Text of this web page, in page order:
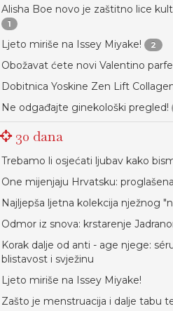
Alisha Boe novo je zaštitno lice
1
Ljeto miriše na Issey Miyake! 2
Obožavat ćete novi Valentino
Dobitnica Yoskine Zen Lift
Ne odgađajte ginekološki pregled!
30 dana
Trebamo li osjećati ljubav kako
One mijenjaju Hrvatsku:
Najljepša ljetna kolekcija nježnog
Odmor iz snova: krstarenje
Korak dalje od anti - age njege:
blistavost i svježinu
Ljeto miriše na Issey Miyake!
Zašto je menstruacija i dalje tabu